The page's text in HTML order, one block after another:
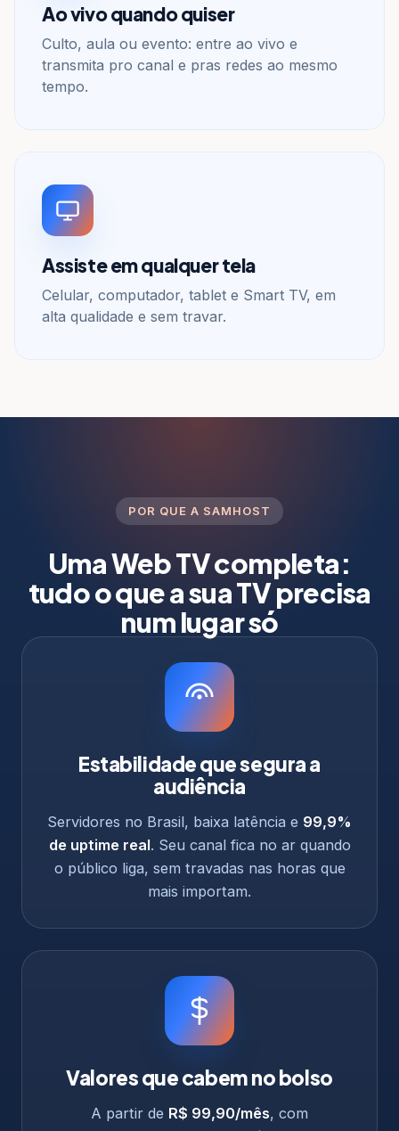
Ao vivo quando quiser
Culto, aula ou evento: entre ao vivo e
transmita pro canal e pras redes ao mesmo
tempo.
Assiste em qualquer tela
Celular, computador, tablet e Smart TV, em
alta qualidade e sem travar.
POR QUE A SAMHOST
Uma Web TV completa:
tudo o que a sua TV precisa
num lugar só
Estabilidade que segura a
audiência
Servidores no Brasil, baixa latência e 99,9%
de uptime real. Seu canal fica no ar quando
o público liga, sem travadas nas horas que
mais importam.
Valores que cabem no bolso
A partir de R$ 99,90/mês, com